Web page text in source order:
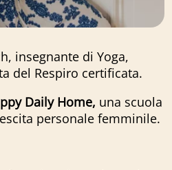
insegnante di Yoga,
del Respiro certificata.
Daily Home, una scuola
personale femminile.